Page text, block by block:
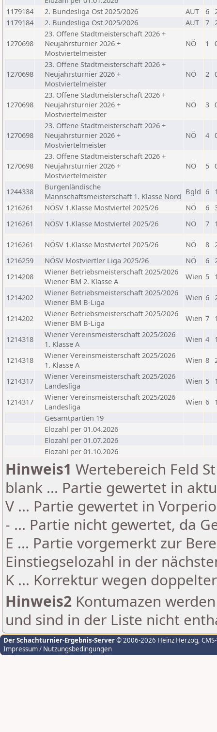
1179184
2. Bundesliga Ost 2025/2026 AUT 6
1179184
2. Bundesliga Ost 2025/2026 AUT 7
1270698
23. Offene Stadtmeisterschaft 2026 +
Neujahrsturnier 2026 +
Mostviertelmeister
NÖ 1
1270698
23. Offene Stadtmeisterschaft 2026 +
Neujahrsturnier 2026 +
Mostviertelmeister
NÖ 2
1270698
23. Offene Stadtmeisterschaft 2026 +
Neujahrsturnier 2026 +
Mostviertelmeister
NÖ 3
1270698
23. Offene Stadtmeisterschaft 2026 +
Neujahrsturnier 2026 +
Mostviertelmeister
NÖ 4
1270698
23. Offene Stadtmeisterschaft 2026 +
Neujahrsturnier 2026 +
Mostviertelmeister
NÖ 5
1244338
Burgenländische
Mannschaftsmeisterschaft 1. Klasse Nord Bgld 6
1216261
NÖSV 1.Klasse Mostviertel 2025/26 NÖ 6
1216261
NÖSV 1.Klasse Mostviertel 2025/26 NÖ 7
1216261 NÖSV 1.Klasse Mostviertel 2025/26 NÖ 8
1216259
NÖSV Mostviertler Liga 2025/26 NÖ 6
1214208
Wiener Betriebsmeisterschaft 2025/2026
Wiener BM 2. Klasse A
Wien 5
1214202
Wiener Betriebsmeisterschaft 2025/2026
Wiener BM B-Liga
Wien 6
1214202
Wiener Betriebsmeisterschaft 2025/2026
Wiener BM B-Liga
Wien 7
1214318
Wiener Vereinsmeisterschaft 2025/2026
1. Klasse A
Wien 4
1214318
Wiener Vereinsmeisterschaft 2025/2026
1. Klasse A
Wien 8
1214317
Wiener Vereinsmeisterschaft 2025/2026
Landesliga
Wien 5
1214317
Wiener Vereinsmeisterschaft 2025/2026
Landesliga
Wien 6
Gesamtpartien 19
Elozahl per 01.04.2026
Elozahl per 01.07.2026
Elozahl per 01.10.2026
Hinweis1 Wertebereich Feld
blank ... Partie gewertet in
V ... Partie gewertet in
- ... Partie nicht gewertet, da
E ... Partie vorgemerkt zur
Einstiegselozahl in der
K ... Korrektur wegen
Hinweis2 Kontumazen
und sind in der Liste nicht
Der Schachturnier-Ergebnis-Server© 2006-2026 Heinz Herzog,
Impressum / Nutzungsbedingungen